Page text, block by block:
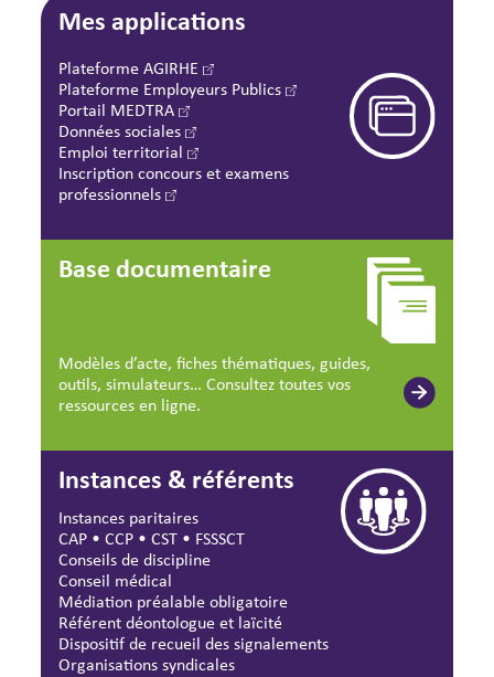
Mes applications
Plateforme AGIRHE
Plateforme Employeurs Publics
Portail MEDTRA
Données sociales
Emploi territorial
Inscription concours et examens
professionnels
Base documentaire
Modèles d’acte, fiches thématiques, guides,
outils, simulateurs… Consultez toutes vos
ressources en ligne.
Instances & référents
Instances paritaires
CAP •CCP •CST • FSSSCT
Conseils de discipline
Conseil médical
Médiation préalable obligatoire
Référent déontologue et laïcité
Dispositif de recueil des signalements
Organisations syndicales